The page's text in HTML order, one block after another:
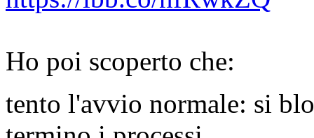
Ho poi scoperto che:
tento l'avvio normale: si